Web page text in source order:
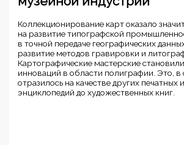
Коллекционирование карт оказало
на развитие типографской
в точной передаче географических
развитие методов гравировки и
Картографические мастерские
инноваций в области полиграфии. Это, в
отразилось на качестве других печатных
энциклопедий до художественных книг.